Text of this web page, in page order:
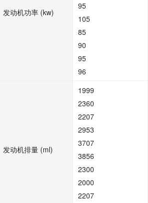
发动机功率 (kw)
95
105
85
90
95
96
发动机排量 (ml)
1999
2360
2207
2953
3707
3856
2300
2000
2207